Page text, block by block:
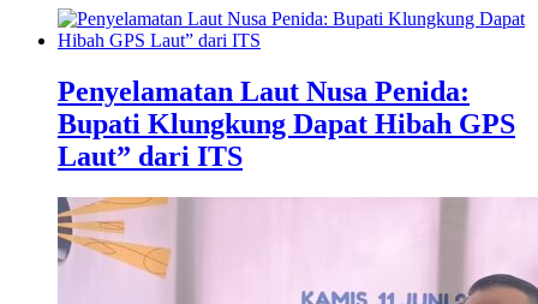
Penyelamatan Laut Nusa Penida:
Bupati Klungkung Dapat Hibah GPS
Laut” dari ITS